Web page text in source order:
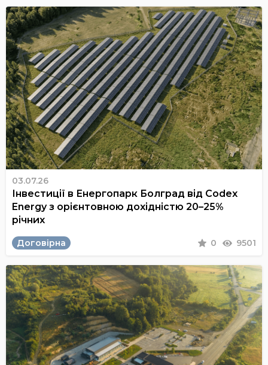
03.07.26
Інвестиції в Енергопарк Болград від Codex
Energy з орієнтовною дохідністю 20–25%
річних
Договірна 0 9501